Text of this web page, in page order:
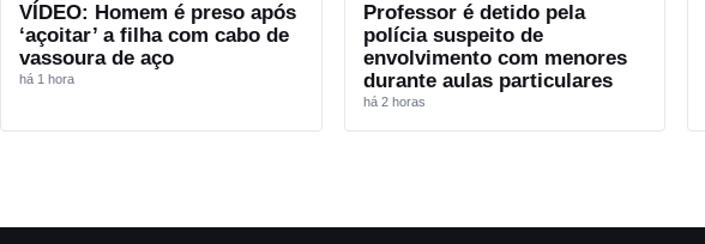
VÍDEO: Homem é preso após
‘açoitar’ a filha com cabo de
vassoura de aço
há 1 hora
Professor é detido pela
polícia suspeito de
envolvimento com menores
durante aulas particulares
há 2 horas